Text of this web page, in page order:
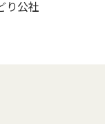
り公社